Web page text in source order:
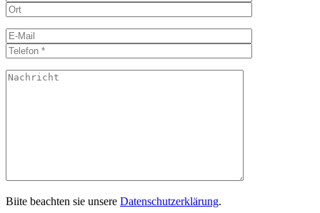
Biite beachten sie unsere Datenschutzerklärung.